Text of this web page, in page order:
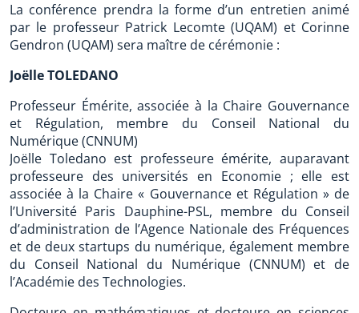
La conférence prendra la forme d’un entretien animé
par le professeur Patrick Lecomte (UQAM) et Corinne
Gendron (UQAM) sera maître de cérémonie :
Joëlle TOLEDANO
Professeur Émérite, associée à la Chaire Gouvernance
et Régulation, membre du Conseil National du
Numérique (CNNUM)
Joëlle Toledano est professeure émérite, auparavant
professeure des universités en Economie ; elle est
associée à la Chaire « Gouvernance et Régulation » de
l’Université Paris Dauphine-PSL, membre du Conseil
d’administration de l’Agence Nationale des Fréquences
et de deux startups du numérique, également membre
du Conseil National du Numérique (CNNUM) et de
l’Académie des Technologies.